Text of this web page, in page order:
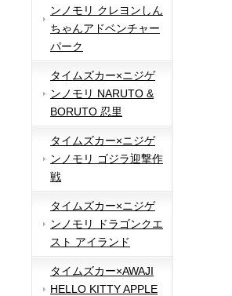
ンノモリ クレヨンしん
ちゃんアドベンチャー
パーク
タイムズカー×ニジゲ
ンノモリ NARUTO &
BORUTO 忍里
タイムズカー×ニジゲ
ンノモリ ゴジラ迎撃作
戦
タイムズカー×ニジゲ
ンノモリ ドラゴンクエ
スト アイランド
タイムズカー×AWAJI
HELLO KITTY APPLE